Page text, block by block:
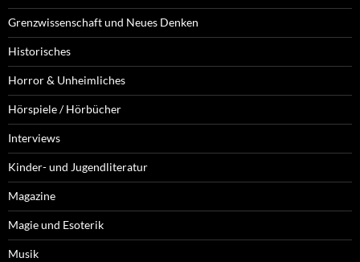
Grenzwissenschaft und Neues Denken
Historisches
Horror & Unheimliches
Hörspiele / Hörbücher
Interviews
Kinder- und Jugendliteratur
Magazine
Magie und Esoterik
Musik